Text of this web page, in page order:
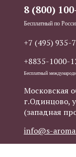
8 (800)
Бесплатный по
+7 (495) 935-
+8835-1000-
Бесплатный
Московская
г.Одинцово,
(западная
info@s-